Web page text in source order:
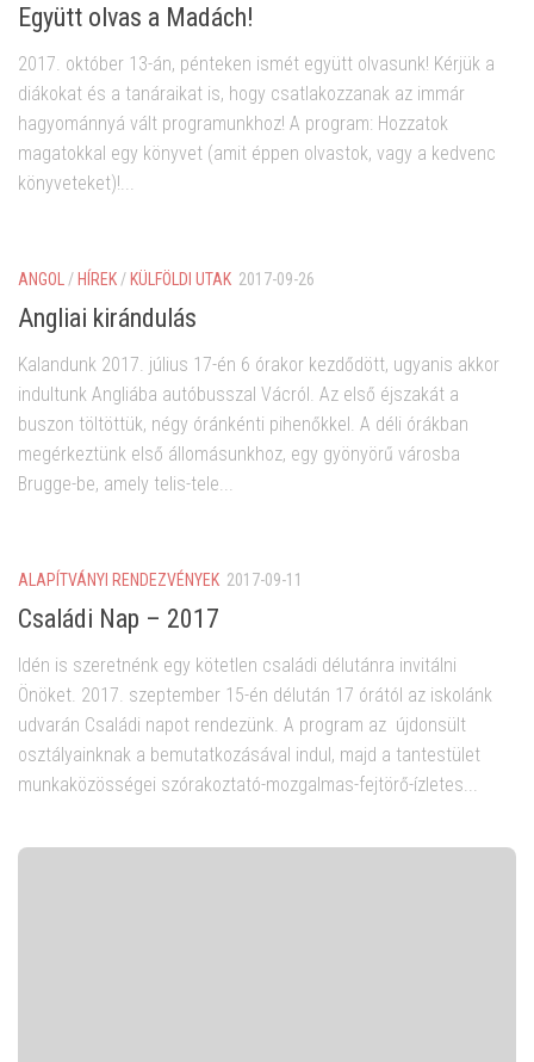
Együtt olvas a Madách!
2017. október 13-án, pénteken ismét együtt olvasunk! Kérjük a
diákokat és a tanáraikat is, hogy csatlakozzanak az immár
hagyománnyá vált programunkhoz! A program: Hozzatok
magatokkal egy könyvet (amit éppen olvastok, vagy a kedvenc
könyveteket)!...
ANGOL / HÍREK / KÜLFÖLDI UTAK 2017-09-26
Angliai kirándulás
Kalandunk 2017. július 17-én 6 órakor kezdődött, ugyanis akkor
indultunk Angliába autóbusszal Vácról. Az első éjszakát a
buszon töltöttük, négy óránkénti pihenőkkel. A déli órákban
megérkeztünk első állomásunkhoz, egy gyönyörű városba
Brugge-be, amely telis-tele...
ALAPÍTVÁNYI RENDEZVÉNYEK 2017-09-11
Családi Nap – 2017
Idén is szeretnénk egy kötetlen családi délutánra invitálni
Önöket. 2017. szeptember 15-én délután 17 órától az iskolánk
udvarán Családi napot rendezünk. A program az újdonsült
osztályainknak a bemutatkozásával indul, majd a tantestület
munkaközösségei szórakoztató-mozgalmas-fejtörő-ízletes...